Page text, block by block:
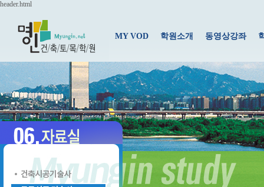
header.html
MY VOD 학원소개 동영상강좌